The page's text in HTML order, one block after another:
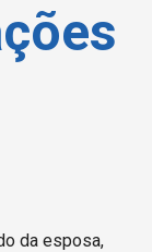
da esposa,